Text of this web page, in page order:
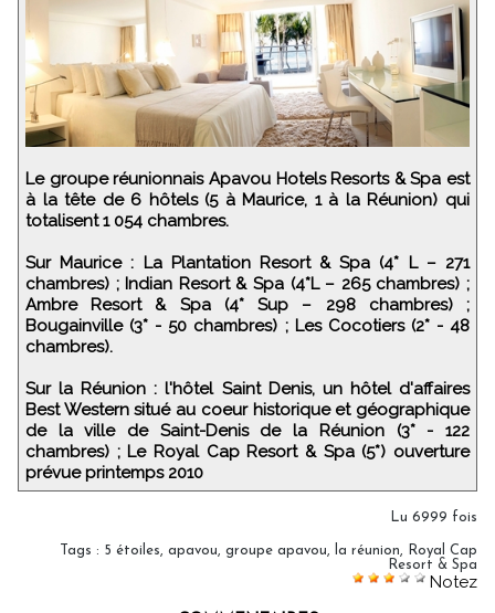
Le groupe réunionnais Apavou Hotels Resorts & Spa est
à la tête de 6 hôtels (5 à Maurice, 1 à la Réunion) qui
totalisent 1 054 chambres.
Sur Maurice : La Plantation Resort & Spa (4* L – 271
chambres) ; Indian Resort & Spa (4*L – 265 chambres) ;
Ambre Resort & Spa (4* Sup – 298 chambres) ;
Bougainville (3* - 50 chambres) ; Les Cocotiers (2* - 48
chambres).
Sur la Réunion : l'hôtel Saint Denis, un hôtel d'affaires
Best Western situé au coeur historique et géographique
de la ville de Saint-Denis de la Réunion (3* - 122
chambres) ; Le Royal Cap Resort & Spa (5*) ouverture
prévue printemps 2010
Lu 6999 fois
Tags : 5 étoiles, apavou, groupe apavou, la réunion,
Royal Cap
Resort & Spa
Notez